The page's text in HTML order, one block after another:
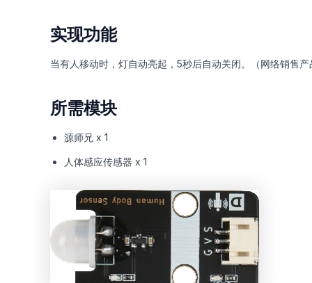
实现功能
当有人移动时，灯自动亮起，5秒后自动关闭。（网络销售
所需模块
源师兄 x 1
人体感应传感器 x 1